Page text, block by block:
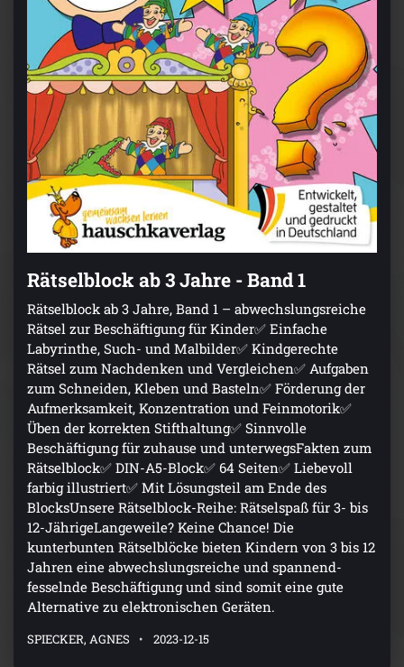
Rätselblock ab 3 Jahre - Band 1
Rätselblock ab 3 Jahre, Band 1 – abwechslungsreiche
Rätsel zur Beschäftigung für Kinder✅ Einfache
Labyrinthe, Such- und Malbilder✅ Kindgerechte
Rätsel zum Nachdenken und Vergleichen✅ Aufgaben
zum Schneiden, Kleben und Basteln✅ Förderung der
Aufmerksamkeit, Konzentration und Feinmotorik✅
Üben der korrekten Stifthaltung✅ Sinnvolle
Beschäftigung für zuhause und unterwegsFakten zum
Rätselblock✅ DIN-A5-Block✅ 64 Seiten✅ Liebevoll
farbig illustriert✅ Mit Lösungsteil am Ende des
BlocksUnsere Rätselblock-Reihe: Rätselspaß für 3- bis
12-JährigeLangeweile? Keine Chance! Die
kunterbunten Rätselblöcke bieten Kindern von 3 bis 12
Jahren eine abwechslungsreiche und spannend-
fesselnde Beschäftigung und sind somit eine gute
Alternative zu elektronischen Geräten.
SPIECKER, AGNES 2023-12-15